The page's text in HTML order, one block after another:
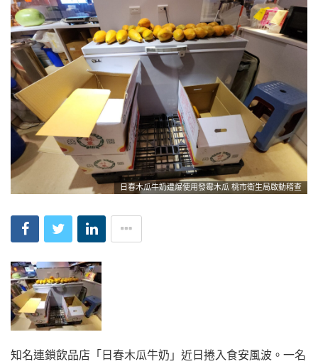
日春木瓜牛奶遭爆使用發霉木瓜 桃市衛生局啟動稽查
知名連鎖飲品店「日春木瓜牛奶」近日捲入食安風波。一名